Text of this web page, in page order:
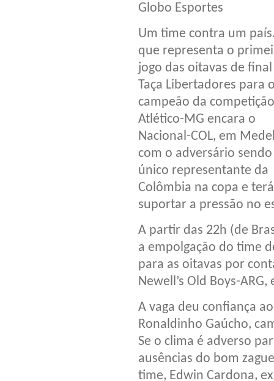
Globo Esportes
Um time contra um
que representa o
jogo das oitavas de
Taça Libertadores para
campeão da
Atlético-MG encara o
Nacional-COL, em
com o adversário
único representante da
Colômbia na copa e
suportar a pressão no
A partir das 22h (de
a empolgação do time
para as oitavas por
Newell’s Old Boys-
A vaga deu confiança
Ronaldinho Gaúcho,
Se o clima é adverso
ausências do bom
time, Edwin Cardona,